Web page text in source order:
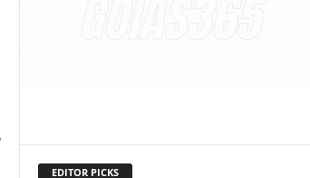
EDITOR PICKS